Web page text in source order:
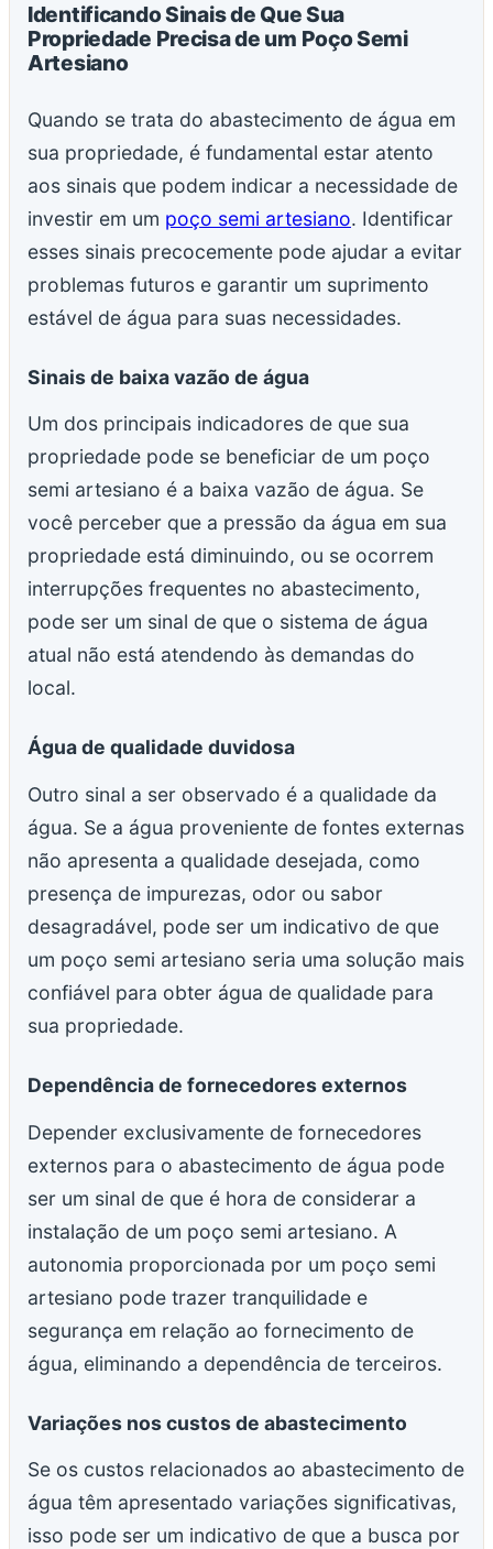
Identificando Sinais de Que Sua
Propriedade Precisa de um Poço Semi
Artesiano
Quando se trata do abastecimento de água em
sua propriedade, é fundamental estar atento
aos sinais que podem indicar a necessidade de
investir em um poço semi artesiano. Identificar
esses sinais precocemente pode ajudar a evitar
problemas futuros e garantir um suprimento
estável de água para suas necessidades.
Sinais de baixa vazão de água
Um dos principais indicadores de que sua
propriedade pode se beneficiar de um poço
semi artesiano é a baixa vazão de água. Se
você perceber que a pressão da água em sua
propriedade está diminuindo, ou se ocorrem
interrupções frequentes no abastecimento,
pode ser um sinal de que o sistema de água
atual não está atendendo às demandas do
local.
Água de qualidade duvidosa
Outro sinal a ser observado é a qualidade da
água. Se a água proveniente de fontes externas
não apresenta a qualidade desejada, como
presença de impurezas, odor ou sabor
desagradável, pode ser um indicativo de que
um poço semi artesiano seria uma solução mais
confiável para obter água de qualidade para
sua propriedade.
Dependência de fornecedores externos
Depender exclusivamente de fornecedores
externos para o abastecimento de água pode
ser um sinal de que é hora de considerar a
instalação de um poço semi artesiano. A
autonomia proporcionada por um poço semi
artesiano pode trazer tranquilidade e
segurança em relação ao fornecimento de
água, eliminando a dependência de terceiros.
Variações nos custos de abastecimento
Se os custos relacionados ao abastecimento de
água têm apresentado variações significativas,
isso pode ser um indicativo de que a busca por